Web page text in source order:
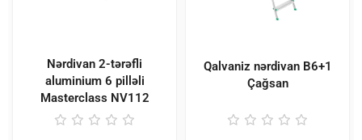
Nərdivan 2-tərəfli
aluminium 6 pilləli
Masterclass NV112
Qalvaniz nərdivan B6+1
Çağsan